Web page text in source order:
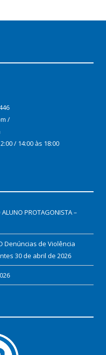
/
/ 14:00 às 18:00
PROTAGONISTA –
Denúncias de Violência
30 de abril de 2026